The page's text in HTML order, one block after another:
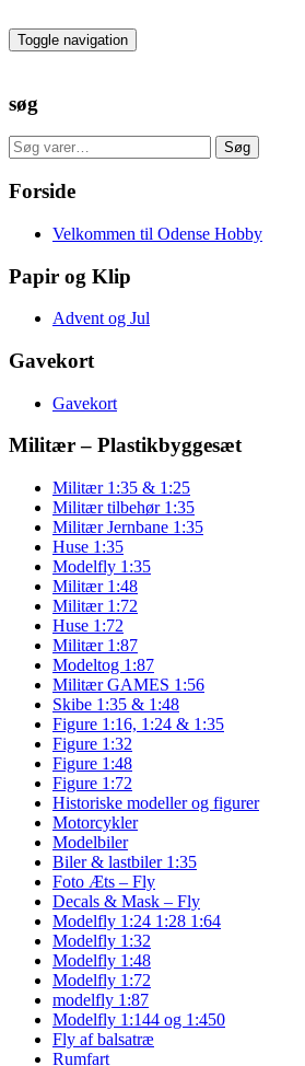
to
the
Toggle navigation
søg
Søg
efter:
Søg
Forside
Velkommen til Odense Hobby
Papir og Klip
Advent og Jul
Gavekort
Gavekort
Militær – Plastikbyggesæt
Militær 1:35 & 1:25
Militær tilbehør 1:35
Militær Jernbane 1:35
Huse 1:35
Modelfly 1:35
Militær 1:48
Militær 1:72
Huse 1:72
Militær 1:87
Modeltog 1:87
Militær GAMES 1:56
Skibe 1:35 & 1:48
Figure 1:16, 1:24 & 1:35
Figure 1:32
Figure 1:48
Figure 1:72
Historiske modeller og figurer
Motorcykler
Modelbiler
Biler & lastbiler 1:35
Foto Æts – Fly
Decals & Mask – Fly
Modelfly 1:24 1:28 1:64
Modelfly 1:32
Modelfly 1:48
Modelfly 1:72
modelfly 1:87
Modelfly 1:144 og 1:450
Fly af balsatræ
Rumfart